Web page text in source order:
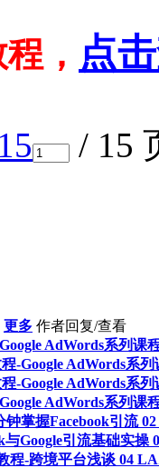
， 点
/ 15
更多 作者回复/查看
AdWords系列课
-Google AdWords系
-Google AdWords系
AdWords系列课
掌握Facebook引流
Google引流基础实操
程-跨境平台浅谈 04